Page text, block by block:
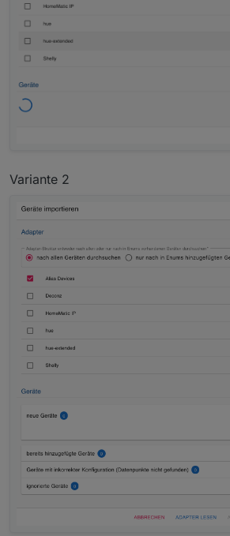
Variante 2